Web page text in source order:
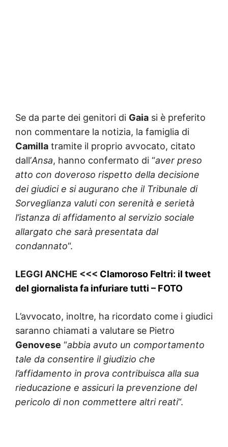
Se da parte dei genitori di Gaia si è preferito
non commentare la notizia, la famiglia di
Camilla tramite il proprio avvocato, citato
dall’Ansa, hanno confermato di “aver preso
atto con doveroso rispetto della decisione
dei giudici e si augurano che il Tribunale di
Sorveglianza valuti con serenità e serietà
l’istanza di affidamento al servizio sociale
allargato che sarà presentata dal
condannato“.
LEGGI ANCHE <<< Clamoroso Feltri: il tweet
del giornalista fa infuriare tutti – FOTO
L’avvocato, inoltre, ha ricordato come i giudici
saranno chiamati a valutare se Pietro
Genovese “abbia avuto un comportamento
tale da consentire il giudizio che
l’affidamento in prova contribuisca alla sua
rieducazione e assicuri la prevenzione del
pericolo di non commettere altri reati“.